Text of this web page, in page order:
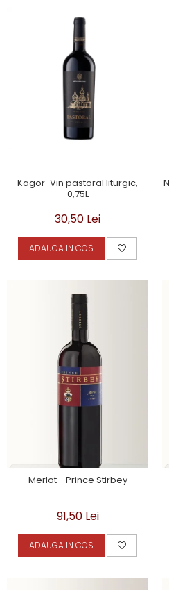
Kagor-Vin pastoral liturgic,
0,75L
30,50 Lei
ADAUGA IN COS
Merlot - Prince Stirbey
91,50 Lei
ADAUGA IN COS